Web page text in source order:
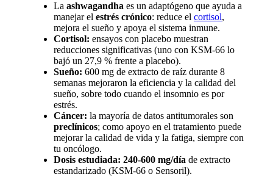
La ashwagandha es un adaptógeno que ayuda a
manejar el estrés crónico: reduce el cortisol,
mejora el sueño y apoya el sistema inmune.
Cortisol: ensayos con placebo muestran
reducciones significativas (uno con KSM-66 lo
bajó un 27,9 % frente a placebo).
Sueño: 600 mg de extracto de raíz durante 8
semanas mejoraron la eficiencia y la calidad del
sueño, sobre todo cuando el insomnio es por
estrés.
Cáncer: la mayoría de datos antitumorales son
preclínicos; como apoyo en el tratamiento puede
mejorar la calidad de vida y la fatiga, siempre con
tu oncólogo.
Dosis estudiada: 240-600 mg/día de extracto
estandarizado (KSM-66 o Sensoril).